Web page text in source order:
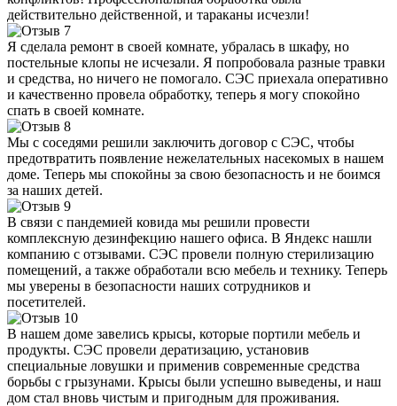
действительно действенной, и тараканы исчезли!
Я сделала ремонт в своей комнате, убралась в шкафу, но
постельные клопы не исчезали. Я попробовала разные травки
и средства, но ничего не помогало. СЭС приехала оперативно
и качественно провела обработку, теперь я могу спокойно
спать в своей комнате.
Мы с соседями решили заключить договор с СЭС, чтобы
предотвратить появление нежелательных насекомых в нашем
доме. Теперь мы спокойны за свою безопасность и не боимся
за наших детей.
В связи с пандемией ковида мы решили провести
комплексную дезинфекцию нашего офиса. В Яндекс нашли
компанию с отзывами. СЭС провели полную стерилизацию
помещений, а также обработали всю мебель и технику. Теперь
мы уверены в безопасности наших сотрудников и
посетителей.
В нашем доме завелись крысы, которые портили мебель и
продукты. СЭС провели дератизацию, установив
специальные ловушки и применив современные средства
борьбы с грызунами. Крысы были успешно выведены, и наш
дом стал вновь чистым и пригодным для проживания.